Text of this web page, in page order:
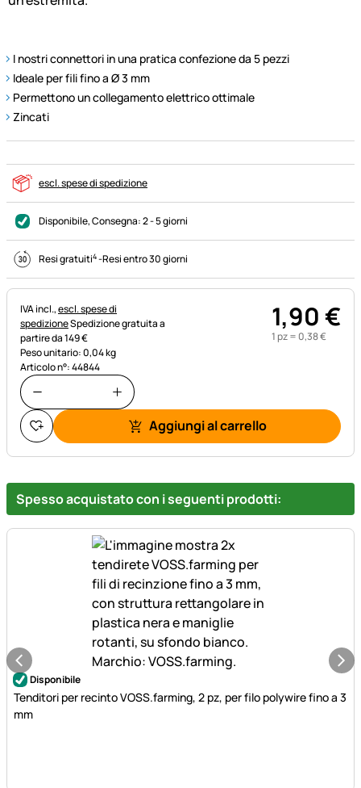
I nostri connettori in una pratica confezione da 5 pezzi
Ideale per fili fino a Ø 3 mm
Permettono un collegamento elettrico ottimale
Zincati
escl. spese di spedizione
Disponibile, Consegna:2 - 5 giorni
Resi gratuiti4-Resi entro 30 giorni
Informazioni fiscali:
IVA incl.,escl. spese di
spedizioneSpedizione gratuita a
partire da 149 €
Peso unitario: 0,04 kg
Articolo n°: 44844
1,90€
1 pz = 0,38€
Aggiungi al carrello
Spesso acquistato con i seguenti prodotti:
Disponibile
Tenditori per recinto VOSS.farming, 2 pz, per filo polywire fino a 3
mm